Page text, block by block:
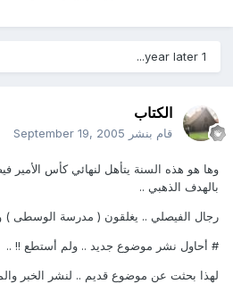
الكتاب
قام بنشر September 19, 2005
وها هو هذه السنة يتأهل لنهائي كأس الأمير
بالهدف الذهبي ..
رجال الفيصلي .. يغلقون ( مدرسة الوسطى )
# أحاول نشر موضوع جديد .. ولم أستطع !! ..
لهذا بحثت عن موضوع قديم .. لنشر الخبر